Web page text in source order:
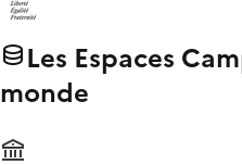
Les Espaces
monde